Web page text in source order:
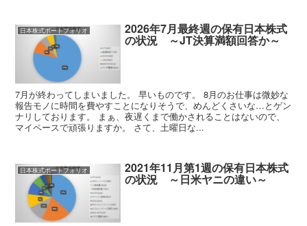
日本株式ポートフォリオ 2026年7月最終週の保有日本株式
の状況 ～JT決算満額回答か～
7月が終わってしまいました。 早いものです。 8月のお仕事は微妙な
報告モノに時間を費やすことになりそうで、めんどくさいな…とゲン
ナリしております。 まぁ、夜遅くまで働かされることはないので、
マイペースで頑張りますか。 さて、土曜日な...
日本株式ポートフォリオ 2021年11月第1週の保有日本株式
の状況 ～日米ヤニの違い～